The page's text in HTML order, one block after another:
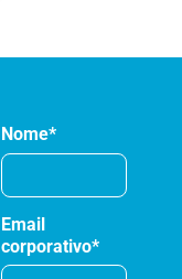
Nome*
Email
corporativo*